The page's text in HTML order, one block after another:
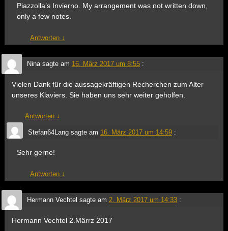
Piazzolla’s Invierno. My arrangement was not written down,
only a few notes.
Antworten ↓
Ninasagte am 16. März 2017 um 8:55 :
Vielen Dank für die aussagekräftigen Recherchen zum Alter
unseres Klaviers. Sie haben uns sehr weiter geholfen.
Antworten ↓
Stefan64Langsagte am 16. März 2017 um 14:59 :
Sehr gerne!
Antworten ↓
Hermann Vechtel sagte am 2. März 2017 um 14:33 :
Hermann Vechtel 2.Märrz 2017